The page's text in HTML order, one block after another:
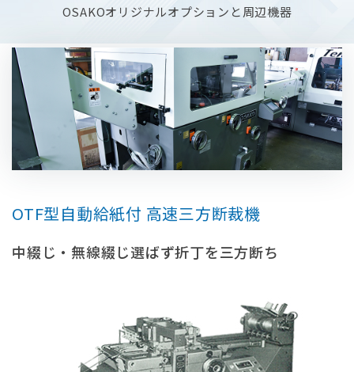
OSAKOオリジナルオプションと周辺機器
OTF型⾃動給紙付 ⾼速三⽅断裁機
中綴じ・無線綴じ選ばず折丁を三⽅断ち